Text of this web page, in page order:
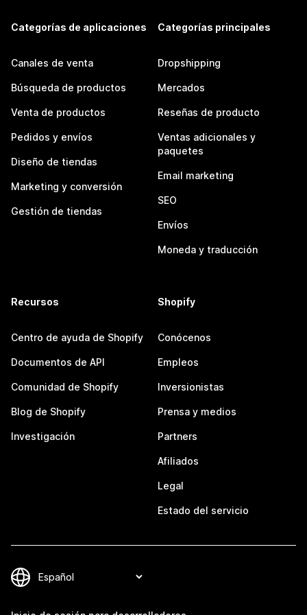
Categorías de aplicaciones
Canales de venta
Búsqueda de productos
Venta de productos
Pedidos y envíos
Diseño de tiendas
Marketing y conversión
Gestión de tiendas
Categorías principales
Dropshipping
Mercados
Reseñas de producto
Ventas adicionales y
paquetes
Email marketing
SEO
Envíos
Moneda y traducción
Recursos
Centro de ayuda de Shopify
Documentos de API
Comunidad de Shopify
Blog de Shopify
Investigación
Shopify
Conócenos
Empleos
Inversionistas
Prensa y medios
Partners
Afiliados
Legal
Estado del servicio